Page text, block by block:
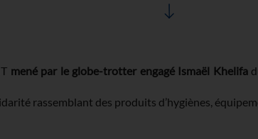
mené par le globe-trotter engagé Ismaël Khelifa
rassemblant des produits d’hygiènes,